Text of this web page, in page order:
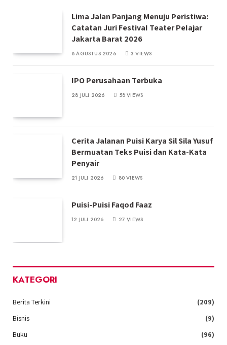
Lima Jalan Panjang Menuju Peristiwa:
Catatan Juri FestivaI Teater PeIajar
Jakarta Barat 2026
8 AGUSTUS 2026 3VIEWS
IPO Perusahaan Terbuka
28 JULI 2026 58VIEWS
Cerita Jalanan Puisi Karya Sil Sila Yusuf
Bermuatan Teks Puisi dan Kata-Kata
Penyair
21 JULI 2026 80VIEWS
Puisi-Puisi Faqod Faaz
12 JULI 2026 27VIEWS
KATEGORI
Berita Terkini
(209)
Bisnis
(9)
Buku
(96)